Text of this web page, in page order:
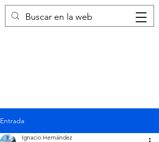
Entrada
Ignacio Hernández